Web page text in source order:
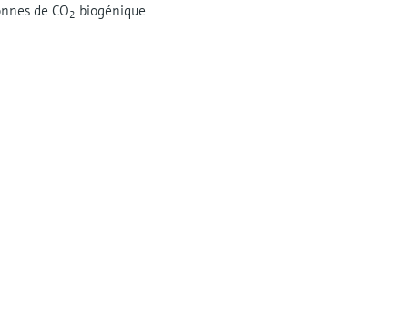
de CO2 biogénique